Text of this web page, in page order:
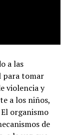
a las
para tomar
violencia y
a los niños,
organismo
de